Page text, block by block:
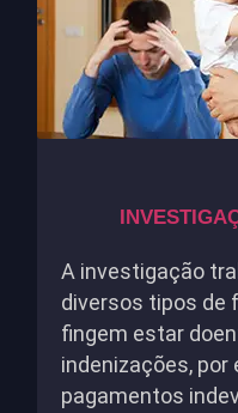
A investigação
diversos tipos de
fingem estar
indenizações, por
pagamentos